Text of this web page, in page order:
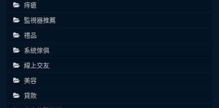
痔瘡
監視器推薦
禮品
系統傢俱
線上交友
美容
貸款